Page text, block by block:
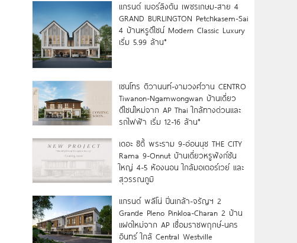
แกรนด์ เบอร์ลิงตัน เพชรเกษม-สาย 4
GRAND BURLINGTON Petchkasem-Sai
4 บ้านหรูดีไซน์ Modern Classic Luxury
เริ่ม 5.99 ล้าน*
เซนโทร ติวานนท์-งามวงศ์วาน CENTRO
Tiwanon-Ngamwongwan บ้านเดี่ยว
ดีไซน์ใหม่จาก AP Thai ใกล้ทางด่วนและ
รถไฟฟ้า เริ่ม 12-16 ล้าน*
เดอะ ซิตี้ พระราม 9-อ่อนนุช THE CITY
Rama 9-Onnut บ้านเดี่ยวหรูฟังก์ชัน
ใหญ่ 4-5 ห้องนอน ใกล้มอเตอร์เวย์ และ
สุวรรณภูมิ
แกรนด์ พลีโน่ ปิ่นเกล้า-จรัญฯ 2
Grande Pleno Pinkloa-Charan 2 บ้าน
แฝดใหม่จาก AP เชื่อมราชพฤกษ์-นคร
อินทร์ ใกล้ Central Westville